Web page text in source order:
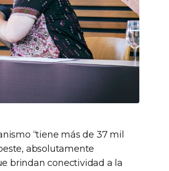
“tiene más de 37 mil
absolutamente
brindan conectividad a la